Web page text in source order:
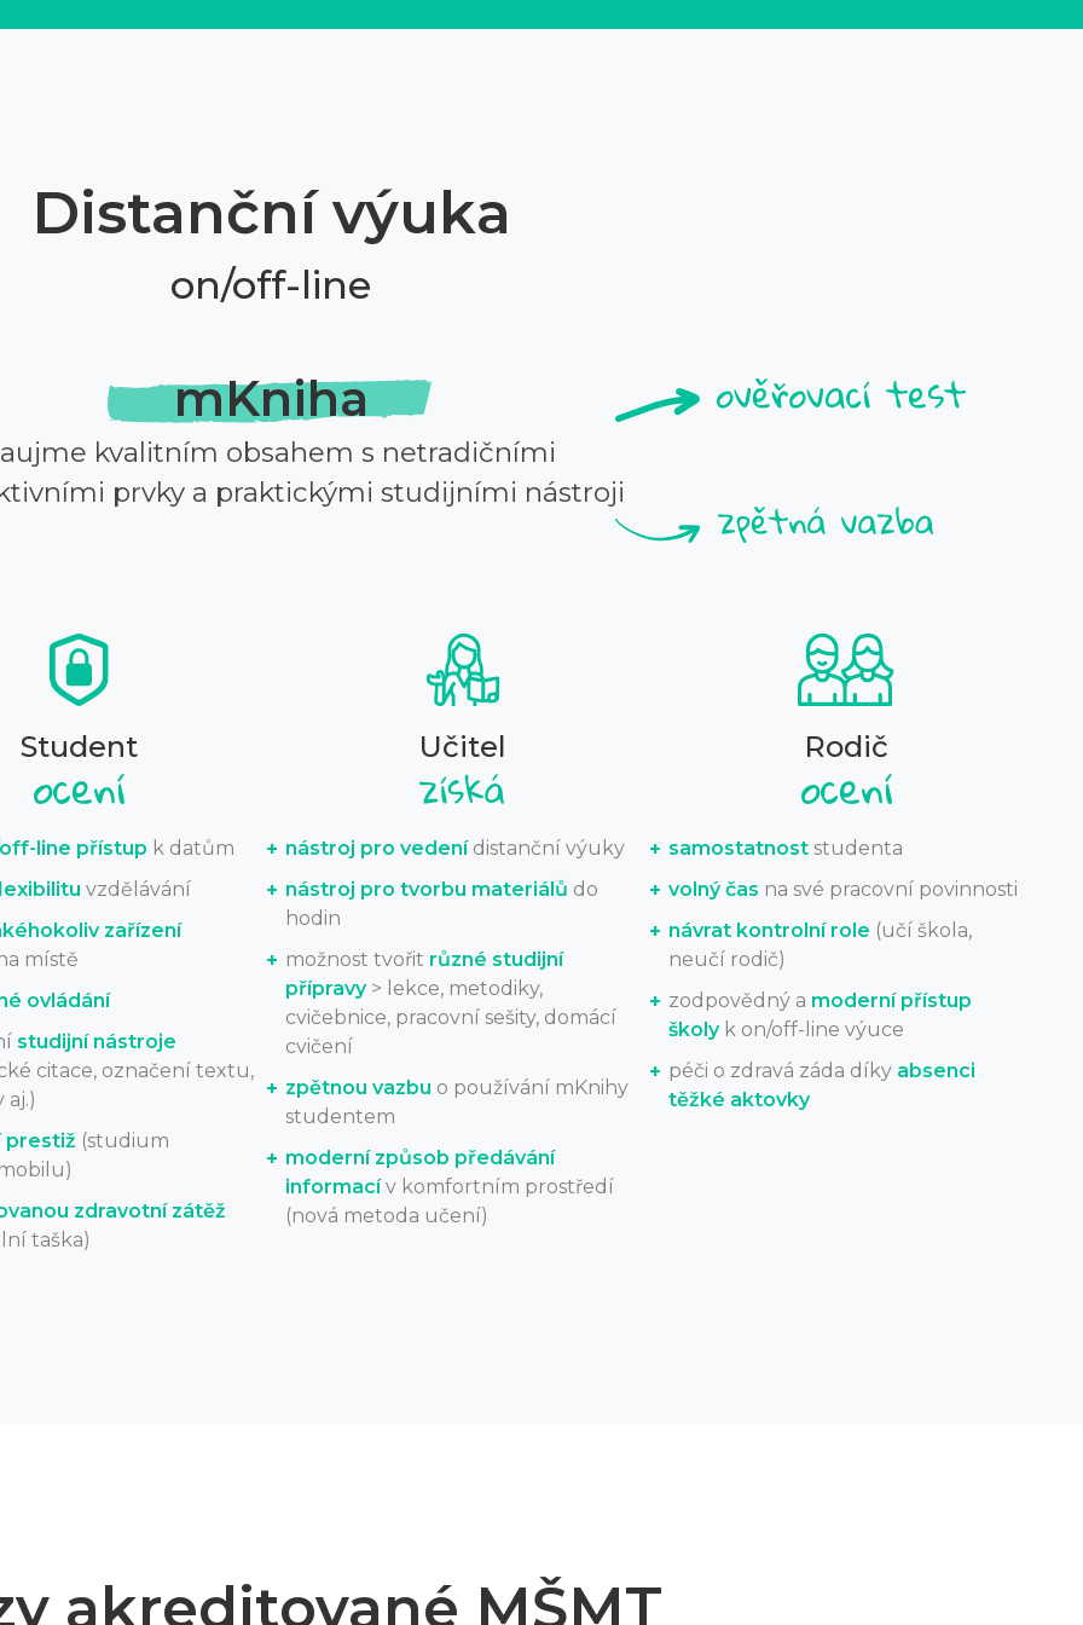
Distanční výuka
on/off-line
mKniha
kvalitním obsahem s netradičními
prvky a praktickými studijními nástroji
Student
line přístup k datům
vzdělávání
zařízení
místě
ovládání
studijní nástroje
citace, označení textu,
aj.)
prestiž (studium
zdravotní zátěž
taška)
Učitel
nástroj pro vedenídistanční výuky
nástroj pro tvorbu materiálů do
hodin
možnost tvořit různé studijní
přípravy> lekce, metodiky,
cvičebnice, pracovní sešity, domácí
cvičení
zpětnou vazbu o používání mKnihy
studentem
moderní způsob předávání
informacív komfortním prostředí
(nová metoda učení)
Rodič
samostatnost studenta
volný čas na své pracovní povinnosti
návrat kontrolní role (učí škola,
neučí rodič)
zodpovědný a moderní přístup
školyk on/off-line výuce
péči o zdravá záda díky absenci
těžké aktovky
akreditované MŠMT